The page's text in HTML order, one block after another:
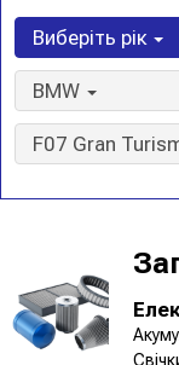
Виберіть рік
BMW
F07 Gran